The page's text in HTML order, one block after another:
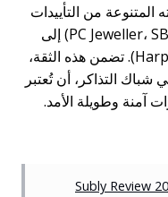
من التأييدات
كل شيء من الخدمات المالية (PC Jeweller، SBI Life) إلى
السلع الاستهلاكية (Harpic، Tata Motors). تضمن هذه الثقة،
التذاكر، أن تُعتبر
آمنة وطويلة الأمد.
Subly Review